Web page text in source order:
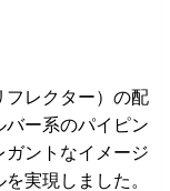
フレクター）の配
ー系のパイピン
ガントなイメージ
実現しました。